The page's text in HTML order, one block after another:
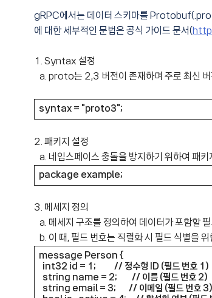
gRPC에서는 데이터 스키마를
에 대한 세부적인 문법은 공식 가이드 문서(
1. Syntax 설정
a. proto는 2,3 버전이 존재하며 주로 최신
syntax = "proto3";
2. 패키지 설정
a. 네임스페이스 충돌을 방지하기 위하여 패
package example;
3. 메세지 정의
a. 메세지 구조를 정의하여 데이터가 포함할
b. 이 때, 필드 번호는 직렬화 시 필드 식별을
message Person {
int32 id = 1; // 정수형 ID (필드 번호 1)
string name = 2; // 이름 (필드 번호 2)
string email = 3; // 이메일 (필드 번호 3)